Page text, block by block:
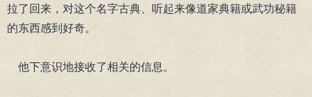
拉了回来，对这个名字古典、听起来像道家典籍或武功秘籍
的东西感到好奇。
他下意识地接收了相关的信息。